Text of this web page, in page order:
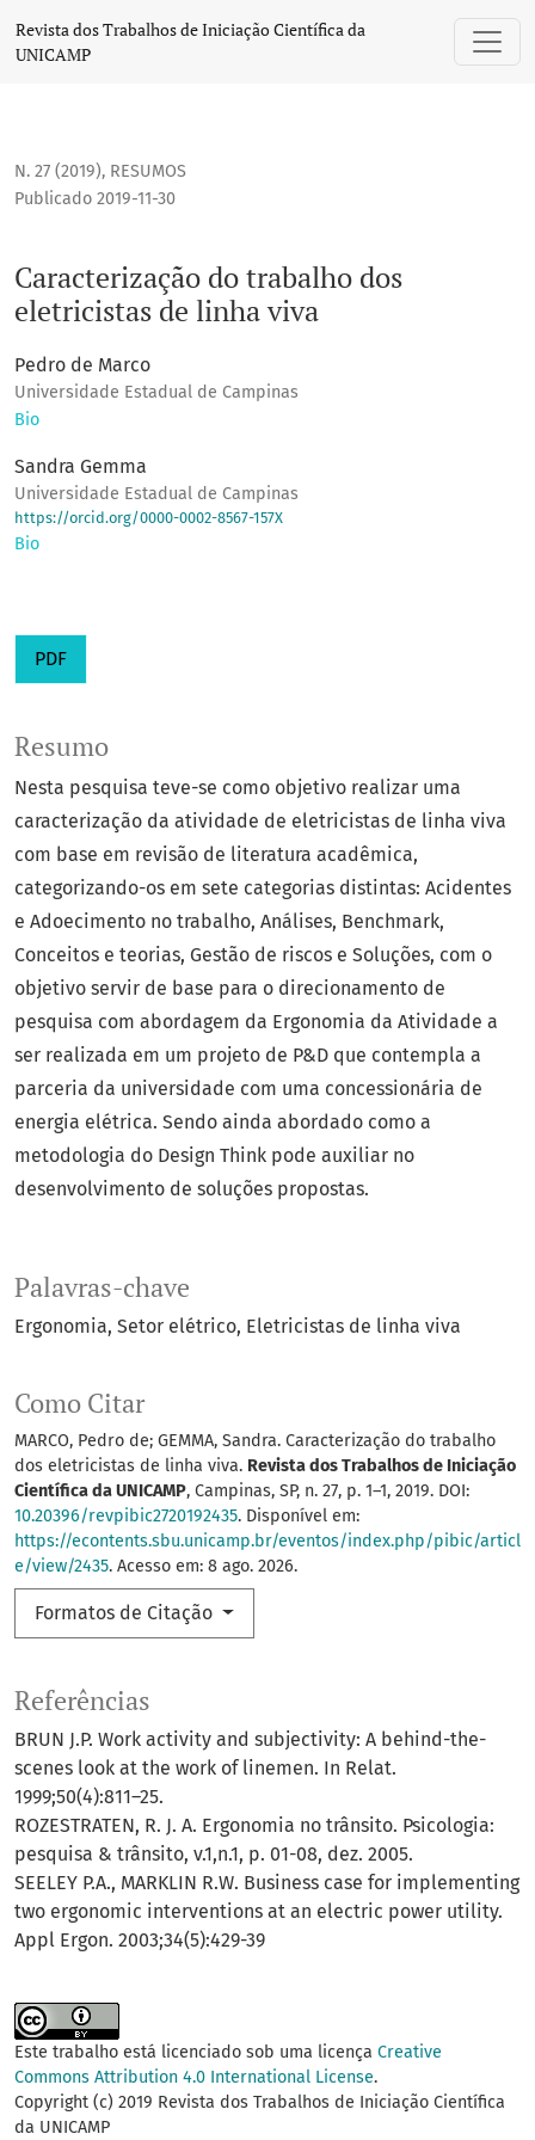
Caracterização do trabalho dos eletricistas de linha viva
Revista dos Trabalhos de Iniciação Científica da
UNICAMP
N. 27 (2019), RESUMOS
Caracterização do trabalho dos
eletricistas de linha viva
Publicado 2019-11-30
Pedro de Marco
Universidade Estadual de Campinas
Bio
Sandra Gemma
Universidade Estadual de Campinas
https://orcid.org/0000-0002-8567-157X
Bio
PDF
Palavras-chave
Ergonomia Setor elétrico Eletricistas de linha viva
Como Citar
MARCO, Pedro de; GEMMA, Sandra. Caracterização do trabalho
dos eletricistas de linha viva. Revista dos Trabalhos de Iniciação
Científica da UNICAMP, Campinas, SP, n. 27, p. 1–1, 2019. DOI:
10.20396/revpibic2720192435. Disponível em:
https://econtents.sbu.unicamp.br/eventos/index.php/pibic/articl
e/view/2435. Acesso em: 8 ago. 2026.
Formatos de Citação
Resumo
Nesta pesquisa teve-se como objetivo realizar uma
caracterização da atividade de eletricistas de linha viva
com base em revisão de literatura acadêmica,
categorizando-os em sete categorias distintas: Acidentes
e Adoecimento no trabalho, Análises, Benchmark,
Conceitos e teorias, Gestão de riscos e Soluções, com o
objetivo servir de base para o direcionamento de
pesquisa com abordagem da Ergonomia da Atividade a
ser realizada em um projeto de P&D que contempla a
parceria da universidade com uma concessionária de
energia elétrica. Sendo ainda abordado como a
metodologia do Design Think pode auxiliar no
desenvolvimento de soluções propostas.
Referências
BRUN J.P. Work activity and subjectivity: A behind-the-
scenes look at the work of linemen. In Relat.
1999;50(4):811–25.
ROZESTRATEN, R. J. A. Ergonomia no trânsito. Psicologia:
pesquisa & trânsito, v.1,n.1, p. 01-08, dez. 2005.
SEELEY P.A., MARKLIN R.W. Business case for implementing
two ergonomic interventions at an electric power utility.
Appl Ergon. 2003;34(5):429-39
Este trabalho está licenciado sob uma licença Creative
Commons Attribution 4.0 International License.
Copyright (c) 2019 Revista dos Trabalhos de Iniciação Científica
da UNICAMP